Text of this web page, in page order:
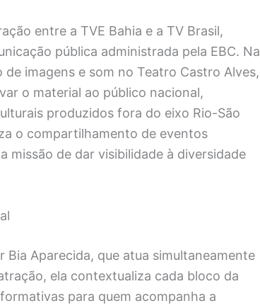
entre a TVE Bahia e a TV Brasil,
pública administrada pela EBC. Na
imagens e som no Teatro Castro Alves,
o material ao público nacional,
produzidos fora do eixo Rio-São
o compartilhamento de eventos
missão de dar visibilidade à diversidade
Aparecida, que atua simultaneamente
ela contextualiza cada bloco da
para quem acompanha a